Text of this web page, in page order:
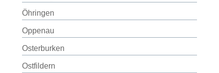
Öhringen
Oppenau
Osterburken
Ostfildern